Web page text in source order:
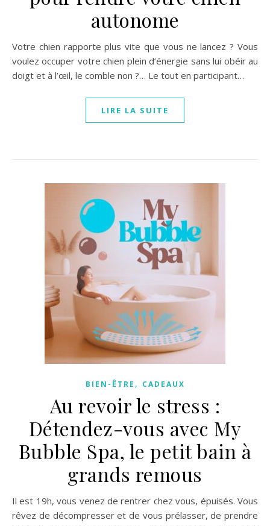
autonome
Votre chien rapporte plus vite que vous ne lancez ? Vous
voulez occuper votre chien plein d’énergie sans lui obéir au
doigt et à l’œil, le comble non ?… Le tout en participant…
LIRE LA SUITE
BIEN-ÊTRE , CADEAUX
Au revoir le stress :
Détendez-vous avec My
Bubble Spa, le petit bain à
grands remous
Il est 19h, vous venez de rentrer chez vous, épuisés. Vous
rêvez de décompresser et de vous prélasser, de prendre